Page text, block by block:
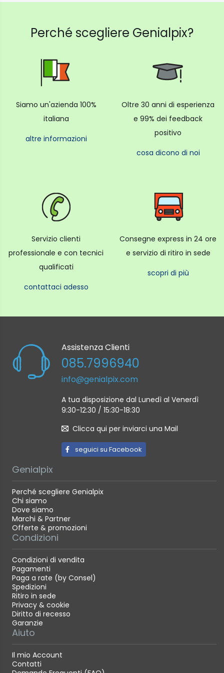
Perché scegliere Genialpix?
Siamo un'azienda 100%
italiana
altre informazioni
Oltre 30 anni di esperienza
e 99% dei feedback
positivo
cosa dicono di noi
Servizio clienti
professionale e con tecnici
qualificati
contattaci adesso
Consegne express in 24 ore
e servizio di ritiro in sede
scopri di più
Assistenza Clienti
085.7996940
info@genialpix.com
A tua disposizione dal Lunedì al Venerdì
9:30-12:30 / 15:30-18:30
Clicca qui per inviarci una Mail
seguici su Facebook
Genialpix
Perché scegliere Genialpix
Chi siamo
Dove siamo
Marchi & Partner
Offerte & promozioni
Condizioni
Condizioni di vendita
Pagamenti
Paga a rate (by Consel)
Spedizioni
Ritiro in sede
Privacy & cookie
Diritto di recesso
Garanzie
Aiuto
Il mio Account
Contatti